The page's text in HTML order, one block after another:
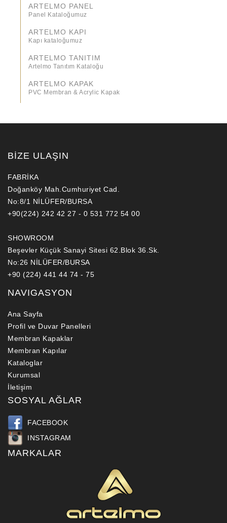
ARTELMO PANEL
Panel Kataloğumuz
ARTELMO KAPI
Kapı kataloğumuz
ARTELMO TANITIM
Artelmo Tanıtım Kataloğu
ARTELMO KAPAK
PVC Membran & Acrylic Kapak
BİZE ULAŞIN
FABRİKA
Doğanköy Mah.Cumhuriyet Cad.
No:8/1 NİLÜFER/BURSA
+90(224) 242 42 27 - 0 531 772 54 00
SHOWROOM
Beşevler Küçük Sanayi Sitesi 62.Blok 36.Sk.
No:26 NİLÜFER/BURSA
+90 (224) 441 44 74 - 75
NAVIGASYON
Ana Sayfa
Profil ve Duvar Panelleri
Membran Kapaklar
Membran Kapılar
Kataloglar
Kurumsal
İletişim
SOSYAL AĞLAR
FACEBOOK
INSTAGRAM
MARKALAR